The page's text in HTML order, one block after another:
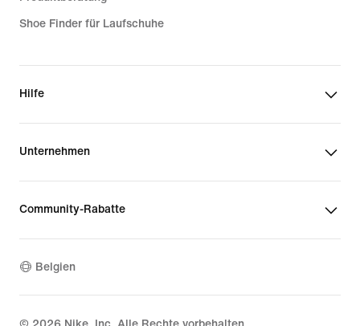
Shoe Finder für Laufschuhe
Hilfe
Unternehmen
Community-Rabatte
Belgien